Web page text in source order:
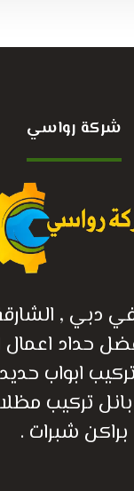
شركة رواسي
دبي ,
حداد
تركيب ابواب
تركيب
براكن شبرات .